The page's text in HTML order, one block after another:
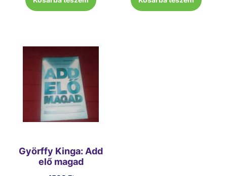
Györffy Kinga: Add
elő magad